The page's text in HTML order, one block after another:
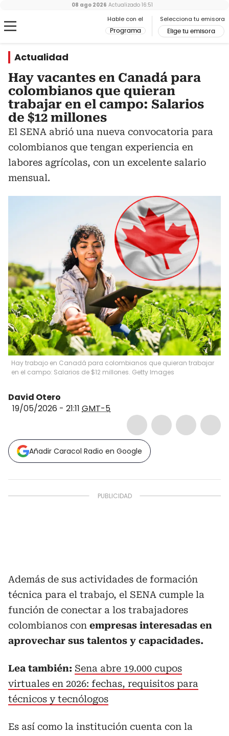
Hable con el
Programa
Selecciona tu emisora
Elige tu emisora
08 ago 2026 Actualizado 16:51
Actualidad
Hay vacantes en Canadá para
colombianos que quieran
trabajar en el campo: Salarios
de $12 millones
El SENA abrió una nueva convocatoria para
colombianos que tengan experiencia en
labores agrícolas, con un excelente salario
mensual.
Hay trabajo en Canadá para colombianos que quieran trabajar
en el campo: Salarios de $12 millones. Getty Images
David Otero
19/05/2026 - 21:11 GMT-5
Añadir Caracol Radio en Google
Además de sus actividades de formación
técnica para el trabajo, el SENA cumple la
función de conectar a los trabajadores
colombianos con empresas interesadas en
aprovechar sus talentos y capacidades.
Lea también: Sena abre 19.000 cupos
virtuales en 2026: fechas, requisitos para
técnicos y tecnólogos
Es así como la institución cuenta con la